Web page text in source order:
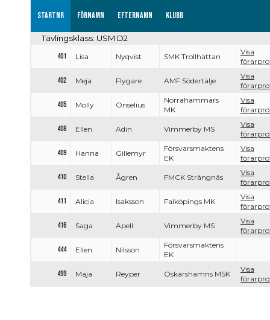
Startnr Förnamn Efternamn Klubb
Tävlingsklass: USM D2
401 Lisa Nyqvist SMK Trollhättan
Visa
402 Meja Flygare AMF Södertälje
Visa
405 Molly Onselius
Norrahammars
MK
Visa
408 Ellen Adin Vimmerby MS
Visa
409 Hanna Gillemyr
Försvarsmaktens
EK
Visa
410 Stella Ågren FMCK Strängnäs
Visa
411 Alicia Isaksson Falköpings MK
Visa
416 Saga Apell Vimmerby MS
Visa
444 Ellen Nilsson
Försvarsmaktens
EK
499 Maja Reyper Oskarshamns MSK
Visa